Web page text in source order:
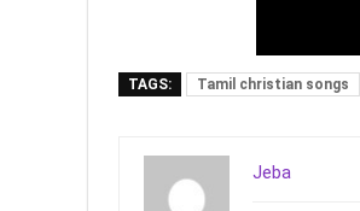
TAGS: Tamil christian songs
Jeba